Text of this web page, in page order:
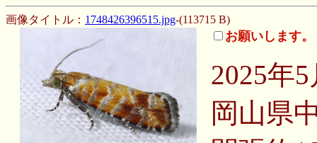
画像タイトル： 1748426396515.jpg-(113715 B)
お願いします。
2025年
岡山県